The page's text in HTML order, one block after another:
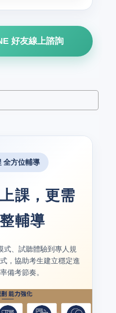
好友線上諮詢
全方位輔導
課，更需
輔導
式、試聽體驗到專人規
，協助考生建立穩定進
備考節奏。